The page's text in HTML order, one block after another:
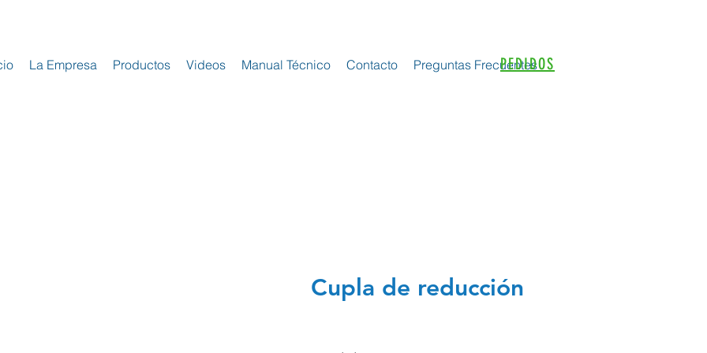
PEDIDOS
La Empresa Productos Videos Manual Técnico Contacto Preguntas Frecuentes
Cupla de reducción